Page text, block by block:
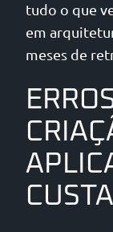
tudo o que
em
meses de